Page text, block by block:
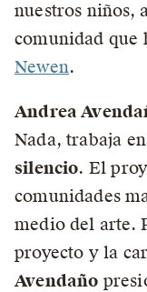
nuestros niños,
comunidad que
Newen.
Andrea
Nada, trabaja
silencio. El
comunidades
medio del arte.
proyecto y la
Avendaño